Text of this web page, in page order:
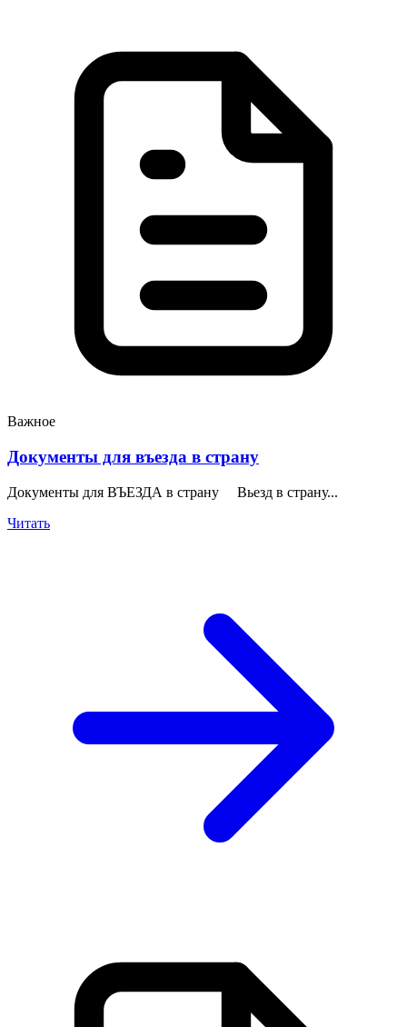
Важное
Документы для въезда в страну
Документы для ВЪЕЗДА в страну Вьезд в страну...
Читать